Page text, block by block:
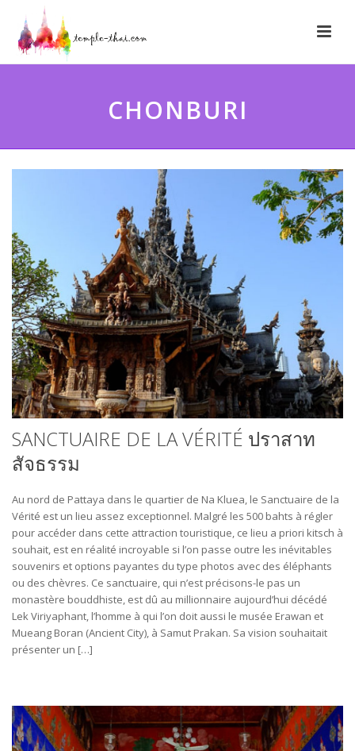
CHONBURI
SANCTUAIRE DE LA VÉRITÉ ปราสาท
สัจธรรม
Au nord de Pattaya dans le quartier de Na Kluea, le Sanctuaire de la
Vérité est un lieu assez exceptionnel. Malgré les 500 bahts à régler
pour accéder dans cette attraction touristique, ce lieu a priori kitsch à
souhait, est en réalité incroyable si l’on passe outre les inévitables
souvenirs et options payantes du type photos avec des éléphants
ou des chèvres. Ce sanctuaire, qui n’est précisons-le pas un
monastère bouddhiste, est dû au millionnaire aujourd’hui décédé
Lek Viriyaphant, l’homme à qui l’on doit aussi le musée Erawan et
Mueang Boran (Ancient City), à Samut Prakan. Sa vision souhaitait
présenter un […]